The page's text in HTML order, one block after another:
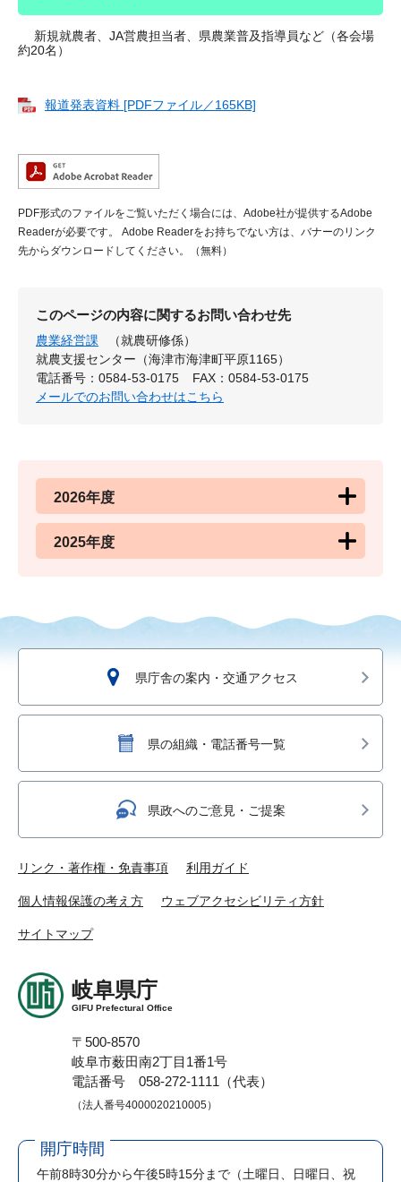
新規就農者、JA営農担当者、県農業普及指導員など（各会場
約20名）
報道発表資料 [PDFファイル／165KB]
PDF形式のファイルをご覧いただく場合には、Adobe社が提供するAdobe
Readerが必要です。
Adobe Readerをお持ちでない方は、バナーのリンク
先からダウンロードしてください。（無料）
このページの内容に関するお問い合わせ先
農業経営課
（就農研修係）
就農支援センター（海津市海津町平原1165）
電話番号：0584-53-0175
FAX：0584-53-0175
メールでのお問い合わせはこちら
2026年度
2025年度
県庁舎の案内・交通アクセス
県の組織・電話番号一覧
県政へのご意見・ご提案
リンク・著作権・免責事項 利用ガイド
個人情報保護の考え方 ウェブアクセシビリティ方針
サイトマップ
岐阜県庁
GIFU Prefectural Office
〒500-8570
岐阜市薮田南2丁目1番1号
電話番号 058-272-1111（代表）
（法人番号4000020210005）
開庁時間
午前8時30分から午後5時15分まで （土曜日、日曜日、祝